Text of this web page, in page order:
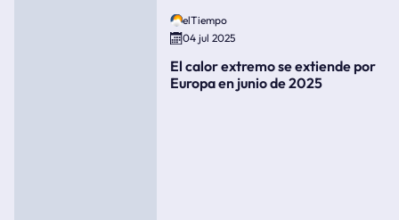
elTiempo
04 jul 2025
El calor extremo se extiende por
Europa en junio de 2025